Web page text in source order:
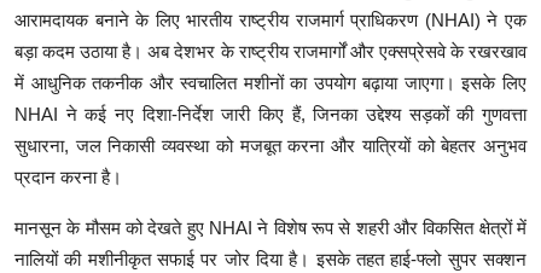
आरामदायक बनाने के लिए भारतीय राष्ट्रीय राजमार्ग प्राधिकरण (NHAI) ने एक
बड़ा कदम उठाया है। अब देशभर के राष्ट्रीय राजमार्गों और एक्सप्रेसवे के रखरखाव
में आधुनिक तकनीक और स्वचालित मशीनों का उपयोग बढ़ाया जाएगा। इसके लिए
NHAI ने कई नए दिशा-निर्देश जारी किए हैं, जिनका उद्देश्य सड़कों की गुणवत्ता
सुधारना, जल निकासी व्यवस्था को मजबूत करना और यात्रियों को बेहतर अनुभव
प्रदान करना है।
मानसून के मौसम को देखते हुए NHAI ने विशेष रूप से शहरी और विकसित क्षेत्रों में
नालियों की मशीनीकृत सफाई पर जोर दिया है। इसके तहत हाई-फ्लो सुपर सक्शन